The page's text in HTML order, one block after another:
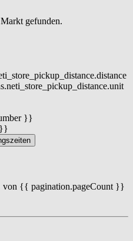
gefunden.
}}
{{ pagination.pageCount }}